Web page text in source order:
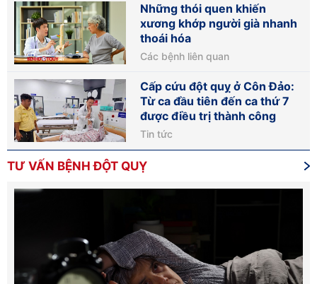
Những thói quen khiến
xương khớp người già nhanh
thoái hóa
Các bệnh liên quan
Cấp cứu đột quỵ ở Côn Đảo:
Từ ca đầu tiên đến ca thứ 7
được điều trị thành công
Tin tức
TƯ VẤN BỆNH ĐỘT QUỴ